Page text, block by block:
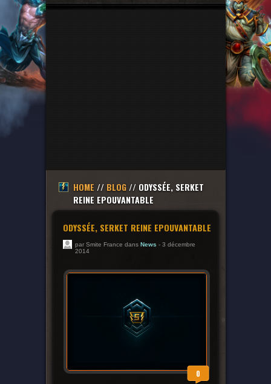
HOME // BLOG// ODYSSÉE, SERKET
REINE EPOUVANTABLE
ODYSSÉE, SERKET REINE EPOUVANTABLE
par Smite France dans News - 3 décembre
2014
0